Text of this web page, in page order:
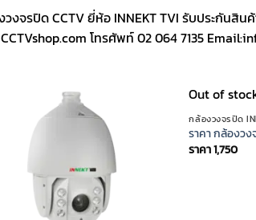
งจรปิด CCTV ยี่ห้อ INNEKT TVI รับประกันสิน
โทรศัพท์ 02 064 7135
Out of
กล้องวงจรปิด
ราคา กล้องวง
ราคา1,750